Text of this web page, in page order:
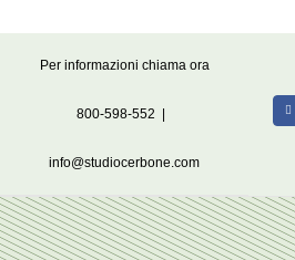
Per informazioni chiama ora
800-598-552
info@studiocerbone.com